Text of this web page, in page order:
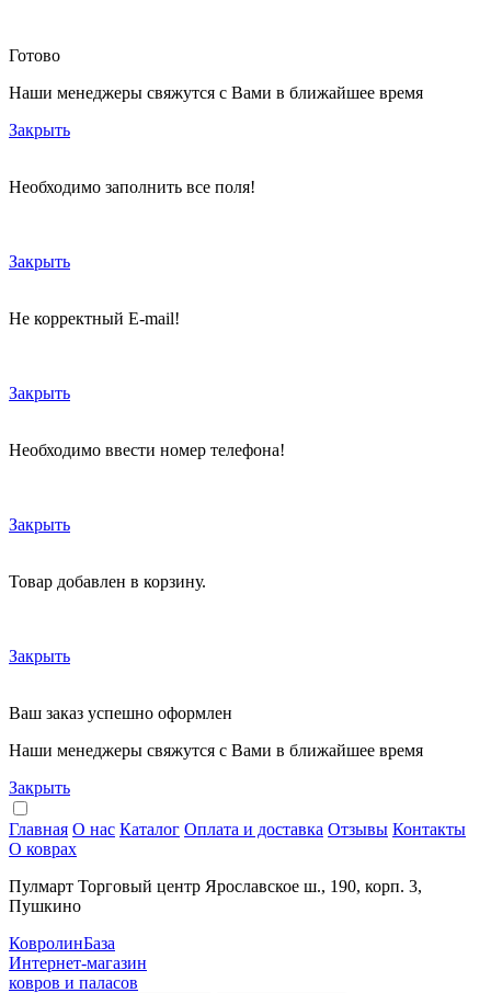
Готово
Наши менеджеры свяжутся с Вами в ближайшее время
Закрыть
Необходимо заполнить все поля!
Закрыть
Не корректный E-mail!
Закрыть
Необходимо ввести номер телефона!
Закрыть
Товар добавлен в корзину.
Закрыть
Ваш заказ успешно оформлен
Наши менеджеры свяжутся с Вами в ближайшее время
Закрыть
Главная О нас Каталог Оплата и доставка Отзывы Контакты
О коврах
Пулмарт Торговый центр Ярославское ш., 190, корп. 3,
Пушкино
КовролинБаза
Интернет-магазин
ковров и паласов